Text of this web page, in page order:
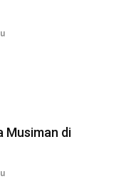
Musiman di